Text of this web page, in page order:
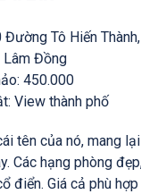
Tô Hiến
Lâm Đồng
450.000
View thành phố
tên của nó, mang
Các hạng phòng
điển. Giá cả phù